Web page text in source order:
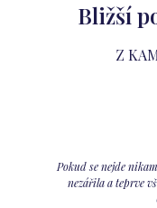
Bližší
Z
Pokud se nejde
nezářila a teprve